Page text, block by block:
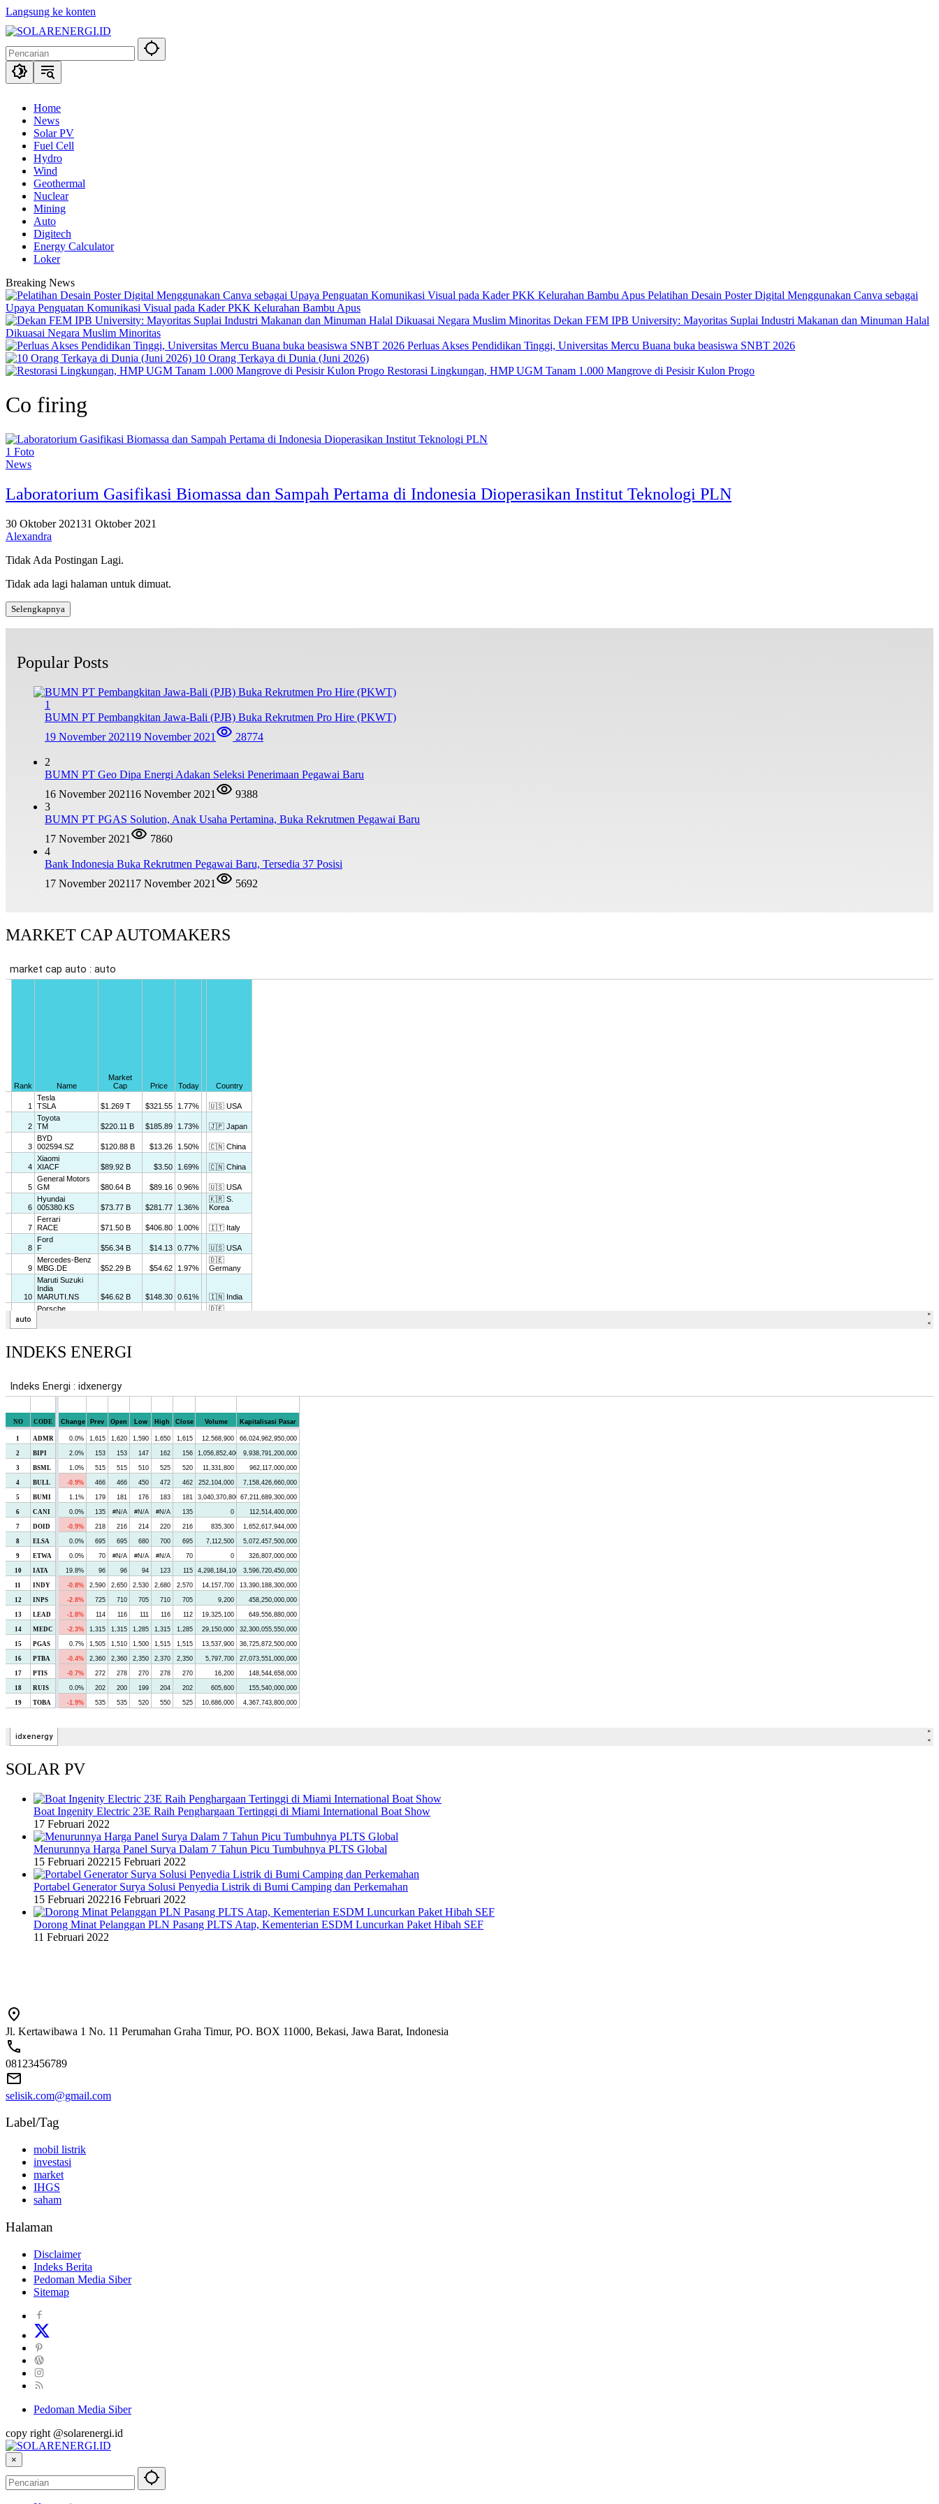
Langsung ke konten
Home
News
Solar PV
Fuel Cell
Hydro
Wind
Geothermal
Nuclear
Mining
Auto
Digitech
Energy Calculator
Loker
Breaking News
Pelatihan Desain Poster Digital Menggunakan Canva sebagai
Upaya Penguatan Komunikasi Visual pada Kader PKK Kelurahan Bambu Apus
Dekan FEM IPB University: Mayoritas Suplai Industri Makanan dan Minuman Halal
Dikuasai Negara Muslim Minoritas
Perluas Akses Pendidikan Tinggi, Universitas Mercu Buana buka beasiswa SNBT 2026
10 Orang Terkaya di Dunia (Juni 2026)
Restorasi Lingkungan, HMP UGM Tanam 1.000 Mangrove di Pesisir Kulon Progo
Co firing
1 Foto
News
Laboratorium Gasifikasi Biomassa dan Sampah Pertama di Indonesia Dioperasikan Institut Teknologi PLN
30 Oktober 202131 Oktober 2021
Alexandra
Tidak Ada Postingan Lagi.
Tidak ada lagi halaman untuk dimuat.
Selengkapnya
Popular Posts
1
BUMN PT Pembangkitan Jawa-Bali (PJB) Buka Rekrutmen Pro Hire (PKWT)
19 November 202119 November 2021 28774
2
BUMN PT Geo Dipa Energi Adakan Seleksi Penerimaan Pegawai Baru
16 November 202116 November 2021
9388
3
BUMN PT PGAS Solution, Anak Usaha Pertamina, Buka Rekrutmen Pegawai Baru
17 November 2021
7860
4
Bank Indonesia Buka Rekrutmen Pegawai Baru, Tersedia 37 Posisi
17 November 202117 November 2021 5692
MARKET CAP AUTOMAKERS
INDEKS ENERGI
SOLAR PV
Boat Ingenity Electric 23E Raih Penghargaan Tertinggi di Miami International Boat Show
17 Februari 2022
Menurunnya Harga Panel Surya Dalam 7 Tahun Picu Tumbuhnya PLTS Global
15 Februari 202215 Februari 2022
Portabel Generator Surya Solusi Penyedia Listrik di Bumi Camping dan Perkemahan
15 Februari 202216 Februari 2022
Dorong Minat Pelanggan PLN Pasang PLTS Atap, Kementerian ESDM Luncurkan Paket Hibah SEF
11 Februari 2022
Jl. Kertawibawa 1 No. 11 Perumahan Graha Timur, PO. BOX 11000, Bekasi, Jawa Barat, Indonesia
08123456789
selisik.com@gmail.com
Label/Tag
mobil listrik
investasi
market
IHGS
saham
Halaman
Disclaimer
Indeks Berita
Pedoman Media Siber
Sitemap
Pedoman Media Siber
copy right @solarenergi.id
×